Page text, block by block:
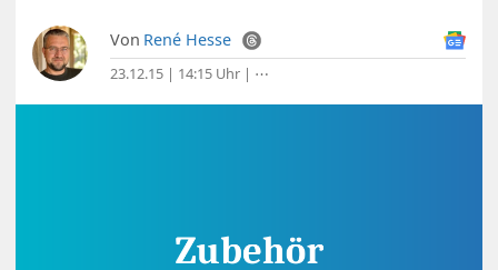
Von René Hesse
23.12.15 | 14:15 Uhr | ⋯